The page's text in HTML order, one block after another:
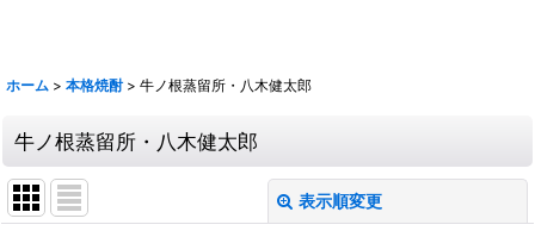
ホーム > 本格焼酎 > 牛ノ根蒸留所・八木健太郎
牛ノ根蒸留所・八木健太郎
表示順変更